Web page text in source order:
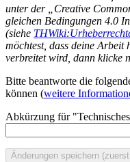
unter der „Creative
gleichen Bedingungen 4.0
(siehe
möchtest, dass deine Arbeit
verbreitet wird, dann klicke
Bitte beantworte die
können (weitere
Abkürzung für